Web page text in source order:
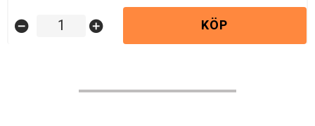
remove_circle add_circle KÖP